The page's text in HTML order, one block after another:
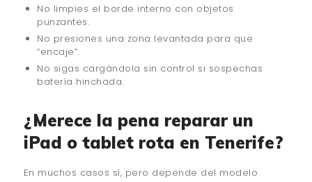
No limpies el borde interno con objetos
punzantes.
No presiones una zona levantada para que
“encaje”.
No sigas cargándola sin control si sospechas
batería hinchada.
¿Merece la pena reparar un
iPad o tablet rota en Tenerife?
En muchos casos sí, pero depende del modelo